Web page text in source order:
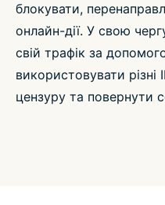
блокувати,
онлайн-дії. У свою
свій трафік за
використовувати
цензуру та повернути